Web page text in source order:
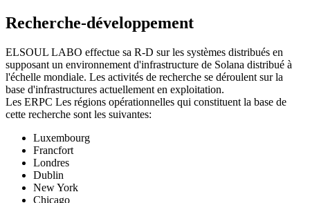
Recherche-développement
ELSOUL LABO effectue sa R-D sur les systèmes distribués en
supposant un environnement d'infrastructure de Solana distribué à
l'échelle mondiale. Les activités de recherche se déroulent sur la
base d'infrastructures actuellement en exploitation.
Les ERPC Les régions opérationnelles qui constituent la base de
cette recherche sont les suivantes:
Luxembourg
Francfort
Londres
Dublin
New York
Chicago